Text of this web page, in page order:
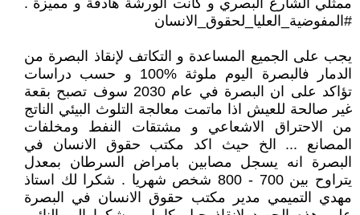
ممثلي الشارع البصري و كانت الورشة هادفة و مميزة .
#المفوضية_العليا_لحقوق_الانسان
يجب على الجميع المساعدة و التكاتف لإنقاذ البصرة من
الدمار فالبصرة اليوم ملوثة 100‎%‎ و حسب دراسات
تؤاكد على ان البصرة في عام 2030 سوف تصبح بقعة
غير صالحة للعيش اذا ماتمت معالجة التلوث البيئي الناتج
من الاحتراق الاشعاعي و مشتقات النفط ومخلفات
المصانع ... الخ حيث اكد مكتب حقوق الانسان في
البصرة انه يسجل مصابين بامراض السرطان بمعدل
يتراوح بين 700 - 800 شخص شهريا . شكرا لك استاذ
مهدي التميمي مدير مكتب حقوق الانسان في البصرة